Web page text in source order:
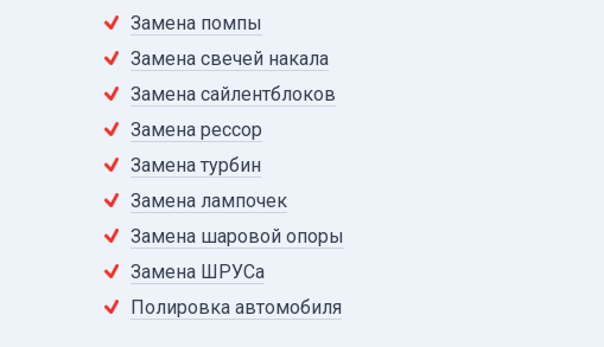
Замена помпы
Замена свечей накала
Замена сайлентблоков
Замена рессор
Замена турбин
Замена лампочек
Замена шаровой опоры
Замена ШРУСа
Полировка автомобиля